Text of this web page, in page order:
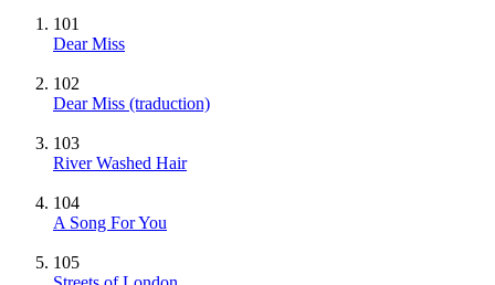
101
Dear Miss
102
Dear Miss (traduction)
103
River Washed Hair
104
A Song For You
105